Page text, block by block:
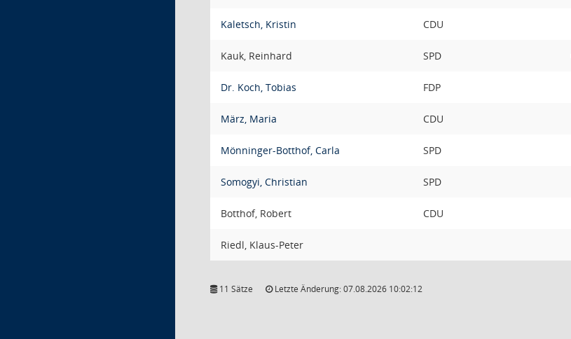
Kaletsch, Kristin CDU
Kauk, Reinhard SPD
Dr. Koch, Tobias FDP
März, Maria CDU
Mönninger-Botthof, Carla SPD
Somogyi, Christian SPD
Botthof, Robert CDU
Riedl, Klaus-Peter
11 Sätze Letzte Änderung: 07.08.2026 10:02:12